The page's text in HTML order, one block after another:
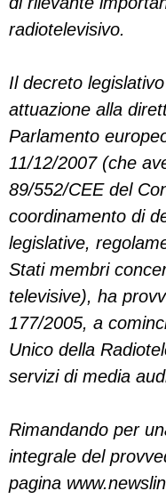
radiotelevisivo.
Il decreto
attuazione alla
Parlamento
11/12/2007 (che
89/552/CEE del
coordinamento di
legislative,
Stati membri
televisive), ha
177/2005, a
Unico della
servizi di media
Rimandando per
integrale del
pagina